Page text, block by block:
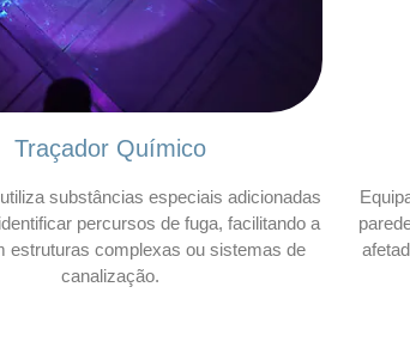
Traçador Químico
substâncias especiais adicionadas
percursos de fuga, facilitando a
estruturas complexas ou sistemas de
canalização.